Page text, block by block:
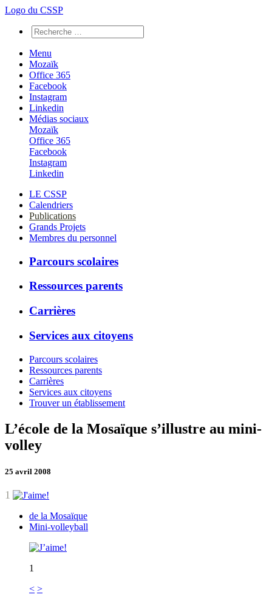
Logo du CSSP
Menu
Mozaïk
Office 365
Facebook
Instagram
Linkedin
Médias sociaux
Mozaïk
Office 365
Facebook
Instagram
Linkedin
LE CSSP
Calendriers
Publications
Grands Projets
Membres du personnel
Parcours scolaires
Ressources parents
Carrières
Services aux citoyens
Parcours scolaires
Ressources parents
Carrières
Services aux citoyens
Trouver un établissement
L’école de la Mosaïque s’illustre au mini-
volley
25 avril 2008
1
de la Mosaïque
Mini-volleyball
1
< >